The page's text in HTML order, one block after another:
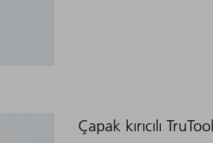
Çapak kırıcılı